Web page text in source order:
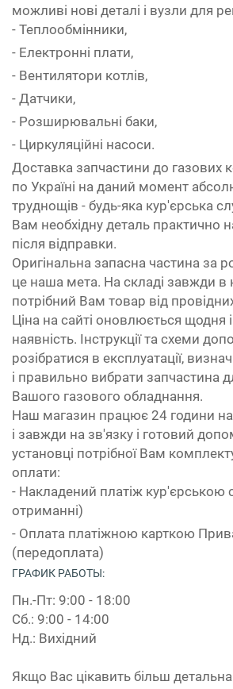
можливі нові деталі і вузли для
- Теплообмінники,
- Електронні плати,
- Вентилятори котлів,
- Датчики,
- Розширювальні баки,
- Циркуляційні насоси.
Доставка запчастини до газових
по Україні на даний момент
труднощів - будь-яка кур'єрська
Вам необхідну деталь практично
після відправки.
Оригінальна запасна частина за
це наша мета. На складі завжди в
потрібний Вам товар від
Ціна на сайті оновлюється щодня
наявність. Інструкції та схеми
розібратися в експлуатації,
і правильно вибрати запчастина
Вашого газового обладнання.
Наш магазин працює 24 години
і завжди на зв'язку і готовий
установці потрібної Вам
оплати:
- Накладений платіж
отриманні)
- Оплата платіжною карткою
(передоплата)
ГРАФИК РАБОТЫ:
Пн.-Пт: 9:00 - 18:00
Сб.: 9:00 - 14:00
Нд.: Вихідний
Якщо Вас цікавить більш